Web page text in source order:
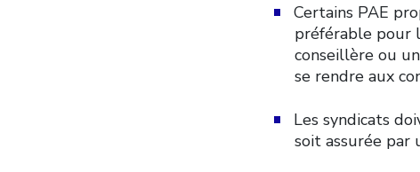
Certains PAE
préférable pour
conseillère ou
se rendre aux
Les syndicats
soit assurée par